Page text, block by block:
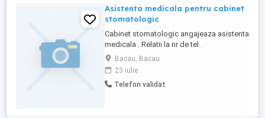
Asistenta medicala pentru cabinet
stomatologic
Cabinet stomatologic angajeaza asistenta
medicala . Relatii la nr de tel .
Bacau, Bacau
23 iulie
Telefon validat